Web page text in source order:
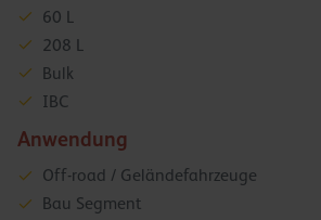
60 L
208 L
Bulk
IBC
Anwendung
Off-road / Geländefahrzeuge
Bau Segment